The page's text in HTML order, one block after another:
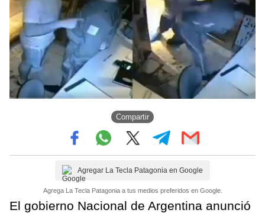
Compartir
Agregar La Tecla Patagonia en Google
Agrega La Tecla Patagonia a tus medios preferidos en Google.
El gobierno Nacional de Argentina anunció